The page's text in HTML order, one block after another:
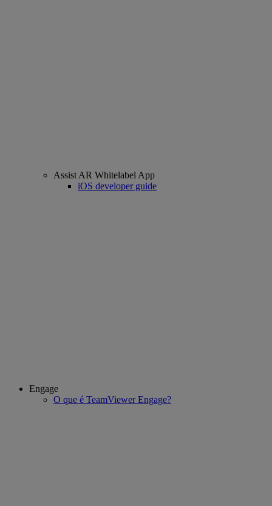
Assist AR Whitelabel App
iOS developer guide
Engage
O que é TeamViewer Engage?